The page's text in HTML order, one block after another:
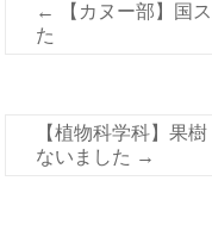
←
【カヌー部】国
た
【植物科学科】果
ないました →